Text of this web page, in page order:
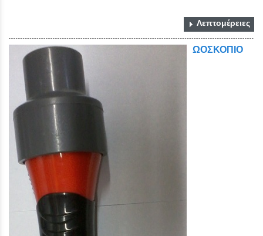
Λεπτομέρειες
ΩΟΣΚΟΠΙΟ